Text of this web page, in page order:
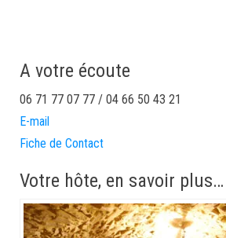
A votre écoute
06 71 77 07 77 / 04 66 50 43 21
E-mail
Fiche de Contact
Votre hôte, en savoir plus…